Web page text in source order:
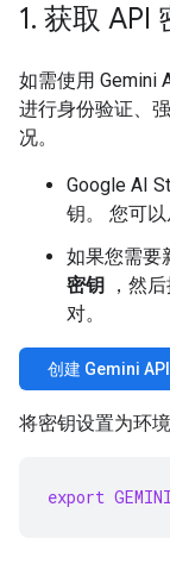
1. 获取 API
如需使用 Gemini
进行身份验证、
况。
Google AI
钥。 您可以
如果您需要
密钥 ，然
对。
创建 Gemini
将密钥设置为环境
export